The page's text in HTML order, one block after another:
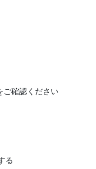
ご確認ください
る